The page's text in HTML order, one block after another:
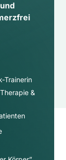
Trainerin
&